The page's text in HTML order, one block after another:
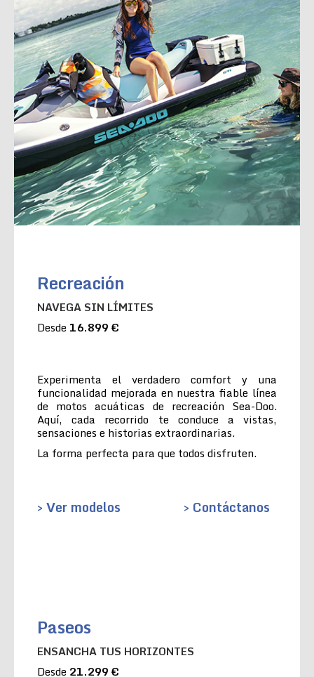
Recreación
NAVEGA SIN LÍMITES
Desde 16.899 €
Experimenta el verdadero comfort y una
funcionalidad mejorada en nuestra fiable línea
de motos acuáticas de recreación Sea-Doo.
Aquí, cada recorrido te conduce a vistas,
sensaciones e historias extraordinarias.
La forma perfecta para que todos disfruten.
> Ver modelos > Contáctanos
Paseos
ENSANCHA TUS HORIZONTES
Desde 21.299 €